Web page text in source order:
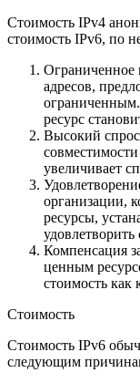
Стоимость IPv4
стоимость IPv6, по
Ограниченное
адресов,
ограниченным.
ресурс
Высокий
увеличивает
организации,
ресурсы,
удовлетворить
Компенсация
ценным
стоимость как
Стоимость
Стоимость IPv6
следующим